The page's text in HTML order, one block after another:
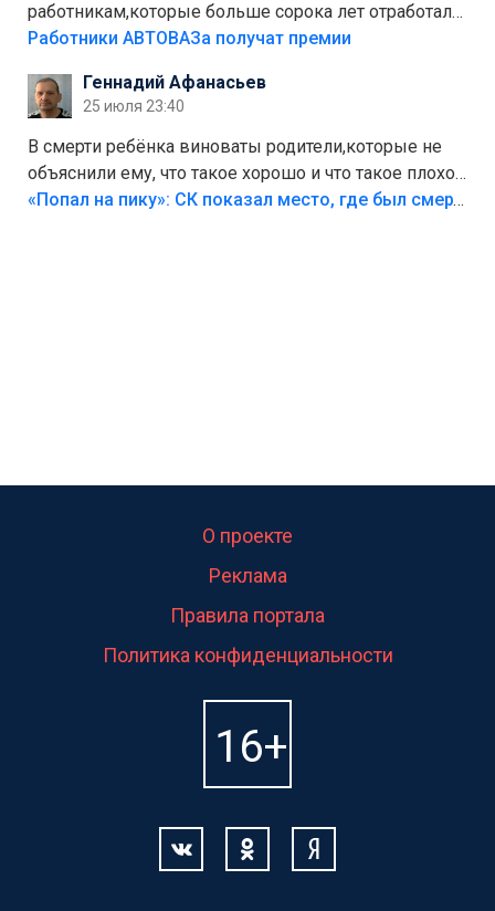
работникам,которые больше сорока лет отработали
на предприятии.
Работники АВТОВАЗа получат премии
Геннадий Афанасьев
25 июля 23:40
В смерти ребёнка виноваты родители,которые не
объяснили ему, что такое хорошо и что такое плохо!
Лезть через такой забор,верх безумия,есть же
«Попал на пику»: СК показал место, где был смертельно травмирован ребенок в Тольятти
О проекте
Реклама
Правила портала
Политика конфиденциальности